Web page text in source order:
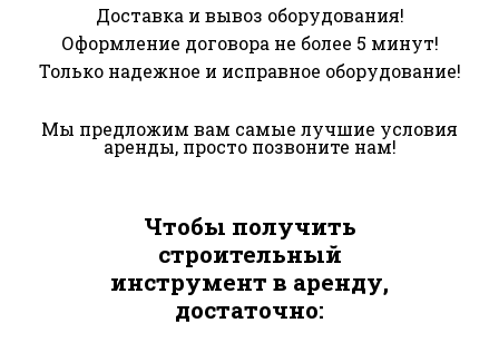
Доставка и вывоз оборудования!
Оформление договора не более 5 минут!
Только надежное и исправное оборудование!
Мы предложим вам самые лучшие условия
аренды, просто позвоните нам!
Чтобы получить
строительный
инструмент в аренду,
достаточно: